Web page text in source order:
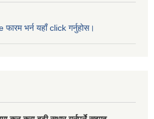
भर्न यहाँ click गर्नुहोस।